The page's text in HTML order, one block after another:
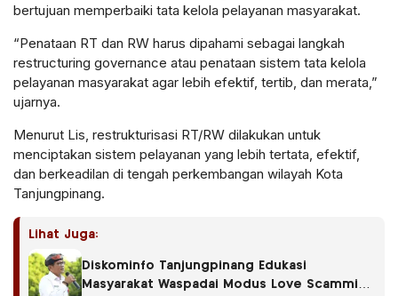
bertujuan memperbaiki tata kelola pelayanan masyarakat.
“Penataan RT dan RW harus dipahami sebagai langkah
restructuring governance atau penataan sistem tata kelola
pelayanan masyarakat agar lebih efektif, tertib, dan merata,”
ujarnya.
Menurut Lis, restrukturisasi RT/RW dilakukan untuk
menciptakan sistem pelayanan yang lebih tertata, efektif,
dan berkeadilan di tengah perkembangan wilayah Kota
Tanjungpinang.
Lihat Juga:
Diskominfo Tanjungpinang Edukasi
Masyarakat Waspadai Modus Love Scamming